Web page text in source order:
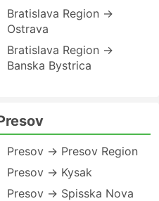
Bratislava Region →
Ostrava
Bratislava Region →
Banska Bystrica
Presov → Presov Region
Presov → Kysak
Presov → Spisska Nova